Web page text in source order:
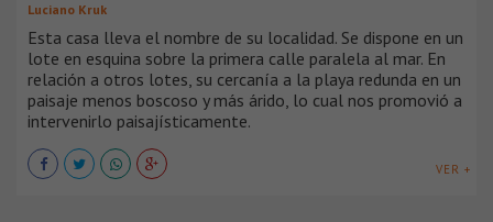
Luciano Kruk
Esta casa lleva el nombre de su localidad. Se dispone en un
lote en esquina sobre la primera calle paralela al mar. En
relación a otros lotes, su cercanía a la playa redunda en un
paisaje menos boscoso y más árido, lo cual nos promovió a
intervenirlo paisajísticamente.
VER +